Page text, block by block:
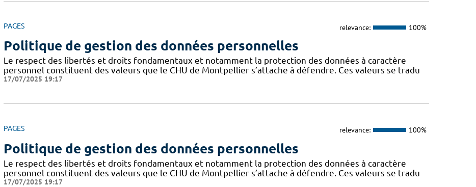
PAGES relevance: 100%
Politique de gestion des données personnelles
Le respect des libertés et droits fondamentaux et notamment la protection des données à caractère
personnel constituent des valeurs que le CHU de Montpellier s’attache à défendre. Ces valeurs se tradu
17/07/2025 19:17
PAGES relevance: 100%
Politique de gestion des données personnelles
Le respect des libertés et droits fondamentaux et notamment la protection des données à caractère
personnel constituent des valeurs que le CHU de Montpellier s’attache à défendre. Ces valeurs se tradu
17/07/2025 19:17